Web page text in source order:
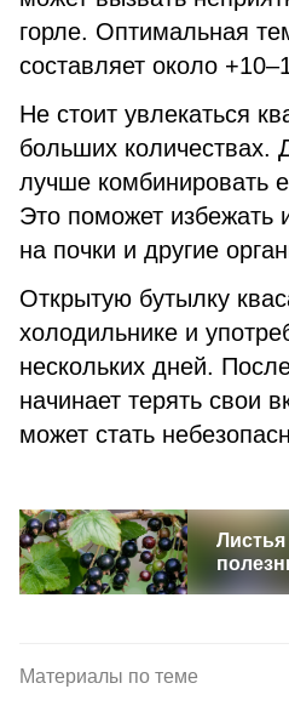
горле. Оптимальная
составляет около
Не стоит увлекаться
больших количествах.
лучше комбинировать
Это поможет избежать
на почки и другие
Открытую бутылку
холодильнике и
нескольких дней.
начинает терять свои
может стать
Материалы по теме